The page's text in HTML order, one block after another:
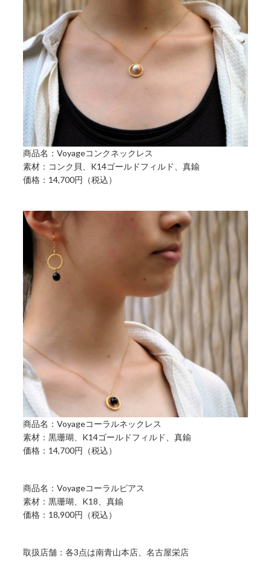
商品名：Voyageコンクネックレス
素材：コンク貝、K14ゴールドフィルド、真鍮
価格：14,700円（税込）
商品名：Voyageコーラルネックレス
素材：黒珊瑚、K14ゴールドフィルド、真鍮
価格：14,700円（税込）
商品名：Voyageコーラルピアス
素材：黒珊瑚、K18、真鍮
価格：18,900円（税込）
取扱店舗：各3点は南青山本店、名古屋栄店